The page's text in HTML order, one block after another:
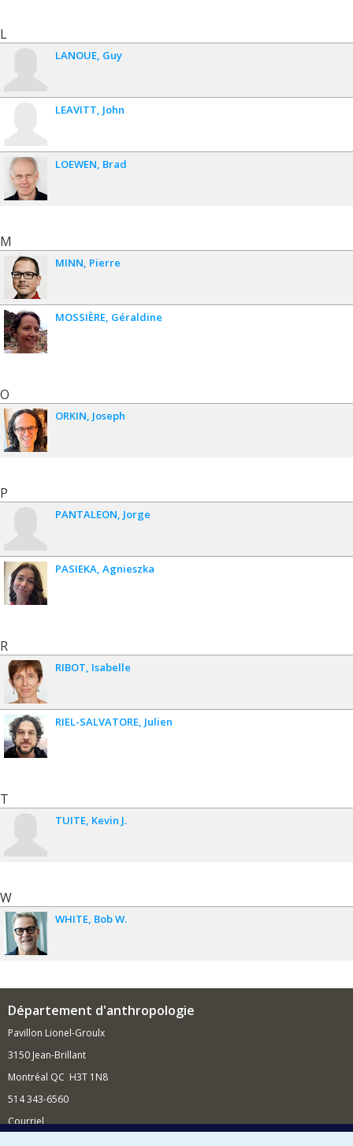
L
LANOUE Guy
LEAVITT John
LOEWEN Brad
M
MINN Pierre
MOSSIÈRE Géraldine
O
ORKIN Joseph
P
PANTALEON Jorge
PASIEKA Agnieszka
R
RIBOT Isabelle
RIEL-SALVATORE Julien
T
TUITE Kevin J.
W
WHITE Bob W.
Département d'anthropologie
Pavillon Lionel-Groulx
3150 Jean-Brillant
Montréal QC H3T 1N8
514 343-6560
Courriel